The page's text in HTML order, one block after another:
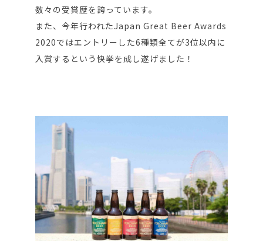
数々の受賞歴を誇っています。
また、今年行われたJapan Great Beer Awards
2020ではエントリーした6種類全てが3位以内に
入賞するという快挙を成し遂げました！